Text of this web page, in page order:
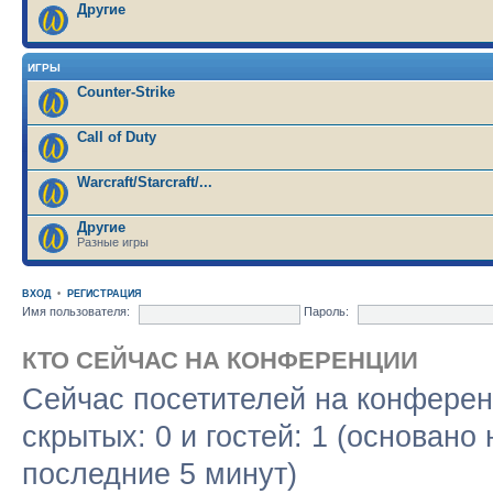
Другие
ИГРЫ
Counter-Strike
Call of Duty
Warcraft/Starcraft/...
Другие
Разные игры
ВХОД• РЕГИСТРАЦИЯ
Имя пользователя: Пароль:
КТО СЕЙЧАС НА КОНФЕРЕНЦИИ
Сейчас посетителей на
скрытых: 0 и гостей: 1 (основано
последние 5 минут)